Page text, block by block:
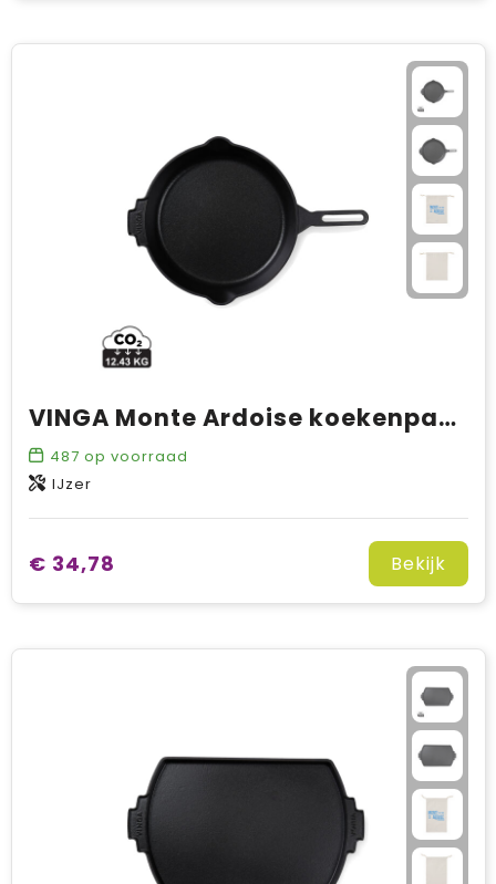
VINGA Monte Ardoise koekenpan, 27 cm
487 op voorraad
IJzer
€ 34,78 Bekijk